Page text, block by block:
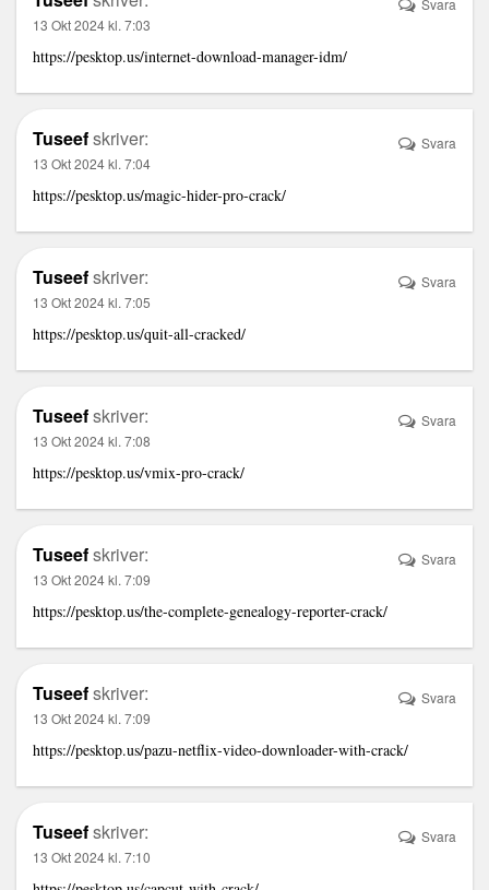
13 Okt 2024 kl. 7:03
https://pesktop.us/internet-download-manager-idm/
Svara
Tuseefskriver:
13 Okt 2024 kl. 7:04
https://pesktop.us/magic-hider-pro-crack/
Svara
Tuseefskriver:
13 Okt 2024 kl. 7:05
https://pesktop.us/quit-all-cracked/
Svara
Tuseefskriver:
13 Okt 2024 kl. 7:08
https://pesktop.us/vmix-pro-crack/
Svara
Tuseefskriver:
13 Okt 2024 kl. 7:09
https://pesktop.us/the-complete-genealogy-reporter-crack/
Svara
Tuseefskriver:
13 Okt 2024 kl. 7:09
https://pesktop.us/pazu-netflix-video-downloader-with-crack/
Svara
Tuseefskriver:
13 Okt 2024 kl. 7:10
Svara